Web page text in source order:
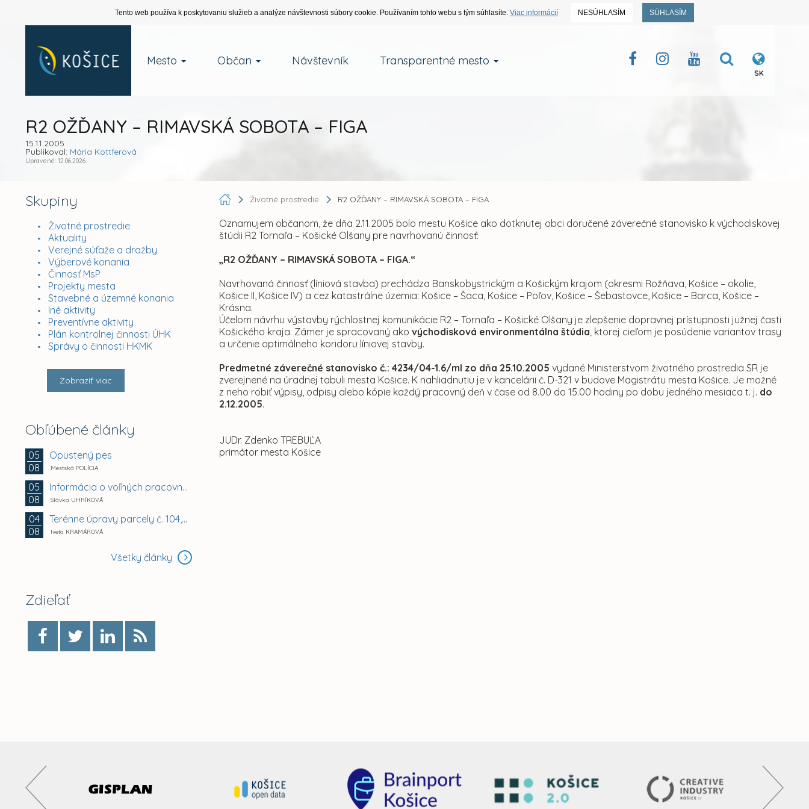
Tento web používa k poskytovaniu služieb a analýze návštevnosti súbory cookie. Používaním tohto webu s tým súhlasíte. Viac informácií NESÚHLASÍM SÚHLASÍM
Mesto Občan Návštevník Transparentné mesto
SK
R2 OŽĎANY – RIMAVSKÁ SOBOTA – FIGA
15.11.2005
Publikoval: Mária Kottferová
Upravené: 12.06.2026
Skupiny
Životné prostredie
Aktuality
Verejné súťaže a dražby
Výberové konania
Činnosť MsP
Projekty mesta
Stavebné a územné konania
Iné aktivity
Preventívne aktivity
Plán kontrolnej činnosti ÚHK
Správy o činnosti HKMK
Zobraziť viac
Obľúbené články
05
08
Opustený pes
Mestská POLÍCIA
05
08
Informácia o voľných pracovných miestach -...
Slávka UHRÍKOVÁ
04
08
Terénne úpravy parcely č. 104, Vyhoňská ulica,...
Iveta KRAMÁROVÁ
Všetky články
Zdieľať
Životné prostredie R2 OŽĎANY – RIMAVSKÁ SOBOTA – FIGA
Oznamujem občanom, že dňa 2.11.2005 bolo mestu Košice ako dotknutej obci doručené záverečné stanovisko k východiskovej
štúdii R2 Tornaľa – Košické Olšany pre navrhovanú činnosť:
„R2 OŽĎANY – RIMAVSKÁ SOBOTA – FIGA.“
Navrhovaná činnosť (líniová stavba) prechádza Banskobystrickým a Košickým krajom (okresmi Rožňava, Košice – okolie,
Košice II, Košice IV) a cez katastrálne územia: Košice – Šaca, Košice – Poľov, Košice – Šebastovce, Košice – Barca, Košice –
Krásna.
Účelom návrhu výstavby rýchlostnej komunikácie R2 – Tornaľa – Košické Olšany je zlepšenie dopravnej prístupnosti južnej časti
Košického kraja. Zámer je spracovaný akovýchodisková environmentálna štúdia, ktorej cieľom je posúdenie variantov trasy
a určenie optimálneho koridoru líniovej stavby.
Predmetné záverečné stanovisko č.: 4234/04-1.6/ml zo dňa 25.10.2005 vydané Ministerstvom životného prostredia SR je
zverejnené na úradnej tabuli mesta Košice. K nahliadnutiu je v kancelárii č. D-321 v budove Magistrátu mesta Košice. Je možné
z neho robiť výpisy, odpisy alebo kópie každý pracovný deň v čase od 8.00 do 15.00 hodiny po dobu jedného mesiaca t. j. do
2.12.2005.
JUDr. Zdenko TREBUĽA
primátor mesta Košice